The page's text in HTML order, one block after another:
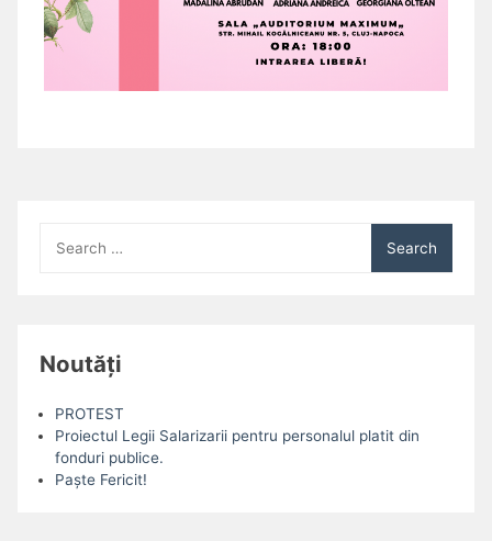
for:
Noutăți
PROTEST
Proiectul Legii Salarizarii pentru personalul platit din
fonduri publice.
Paște Fericit!